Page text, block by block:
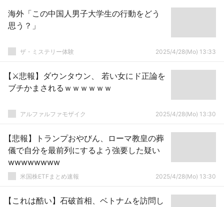
海外「この中国人男子大学生の行動をどう
思う？」
ザ・ミステリー体験 2025/4/28(Mo) 13:33
【⚔️悲報】ダウンタウン、 若い女にド正論を
ブチかまされるｗｗｗｗｗｗ
アルファルファモザイク 2025/4/28(Mo) 13:30
【悲報】トランプおやびん、ローマ教皇の葬
儀で自分を最前列にするよう強要した疑い
wwwwwwww
米国株ETFまとめ速報 2025/4/28(Mo) 13:30
【これは酷い】石破首相、ベトナムを訪問し